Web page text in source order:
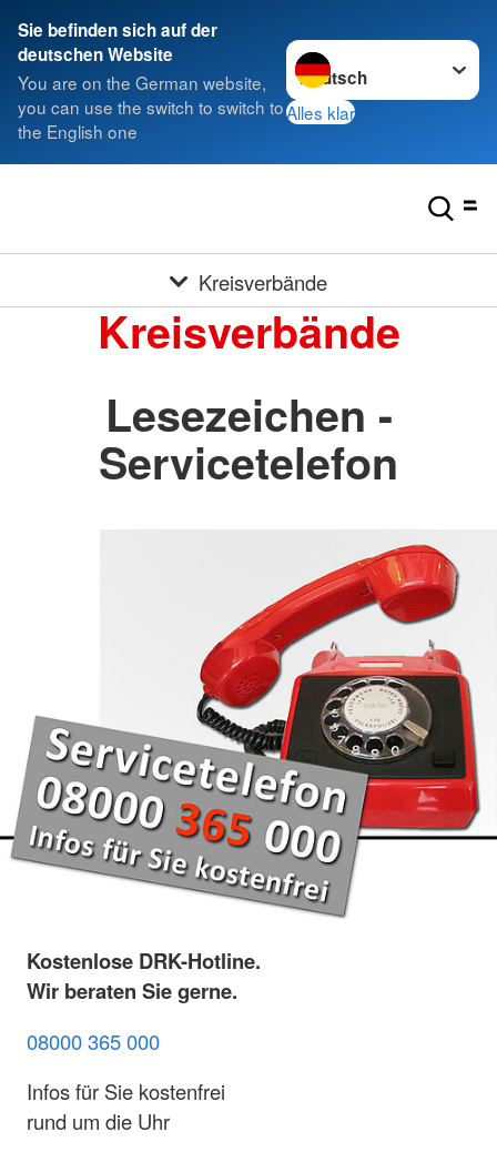
Sie befinden sich auf der
deutschen Website
You are on the German website,
you can use the switch to switch to
the English one
Sprache wechseln zu
Alles klar
Kreisverbände
Kreisverbände
Lesezeichen -
Servicetelefon
Kostenlose DRK-Hotline.
Wir beraten Sie gerne.
08000 365 000
Infos für Sie kostenfrei
rund um die Uhr